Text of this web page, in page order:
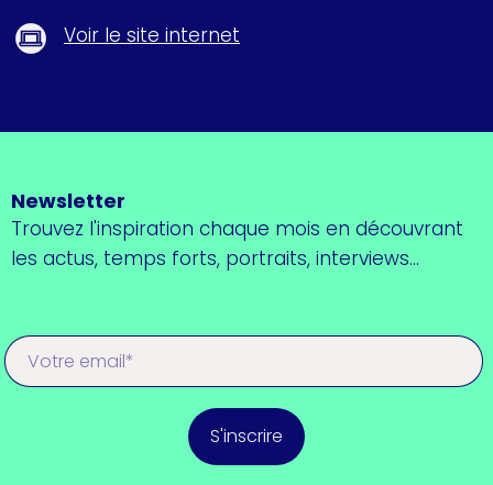
Voir le site internet
Newsletter
Trouvez l'inspiration chaque mois en découvrant
les actus, temps forts, portraits, interviews...
S'inscrire